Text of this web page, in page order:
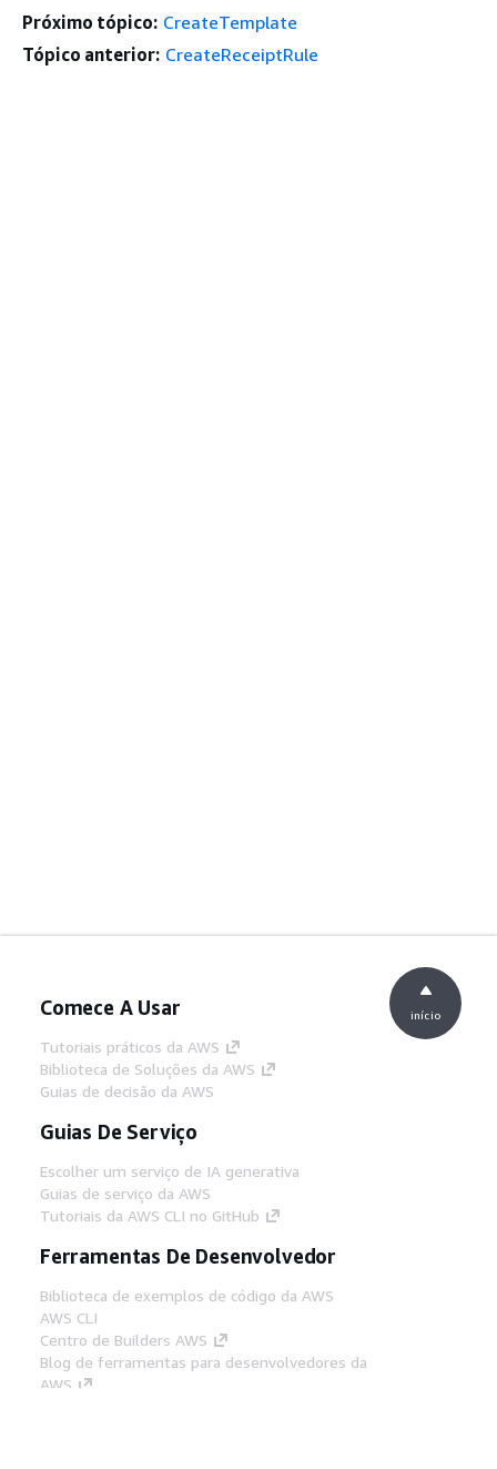
Próximo tópico: CreateTemplate
Tópico anterior: CreateReceiptRule
Comece A Usar
Tutoriais práticos da AWS
Biblioteca de Soluções da AWS
Guias de decisão da AWS
Guias De Serviço
Escolher um serviço de IA generativa
Guias de serviço da AWS
Tutoriais da AWS CLI no GitHub
Ferramentas De Desenvolvedor
Biblioteca de exemplos de código da AWS
AWS CLI
Centro de Builders AWS
Blog de ferramentas para desenvolvedores da
AWS
início